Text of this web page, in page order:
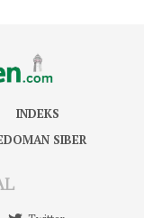
INDEKS
SIBER